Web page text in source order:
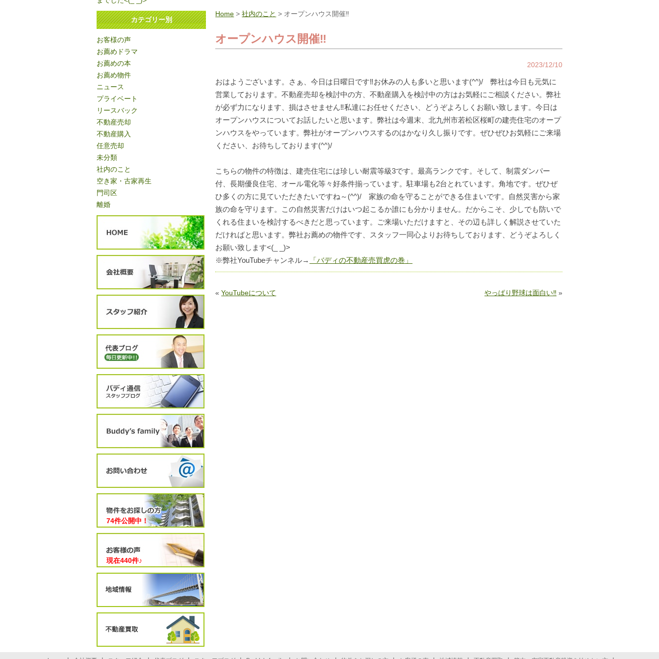
Home >社内のこと > オープンハウス開催‼
オープンハウス開催‼
2023/12/10
おはようございます。さぁ、今日は日曜日です‼お休みの人も多いと思います(^^)/ 弊社は今日も元気に
営業しております。不動産売却を検討中の方、不動産購入を検討中の方はお気軽にご相談ください。弊社
が必ず力になります、損はさせません‼私達にお任せください、どうぞよろしくお願い致します。今日は
オープンハウスについてお話したいと思います。弊社は今週末、北九州市若松区桜町の建売住宅のオープ
ンハウスをやっています。弊社がオープンハウスするのはかなり久し振りです。ぜひぜひお気軽にご来場
ください、お待ちしております(^^)/
こちらの物件の特徴は、建売住宅には珍しい耐震等級3です。最高ランクです。そして、制震ダンパー
付、長期優良住宅、オール電化等々好条件揃っています。駐車場も2台とれています。角地です。ぜひぜ
ひ多くの方に見ていただきたいですね～(^^)/ 家族の命を守ることができる住まいです。自然災害から家
族の命を守ります。この自然災害だけはいつ起こるか誰にも分かりません。だからこそ、少しでも防いで
くれる住まいを検討するべきだと思っています。ご来場いただけますと、その辺も詳しく解説させていた
だければと思います。弊社お薦めの物件です、スタッフ一同心よりお待ちしております、どうぞよろしく
お願い致します<(_ _)>
※弊社YouTubeチャンネル→
「バディの不動産売買虎の巻」
«YouTubeについて やっぱり野球は面白い‼ »
カテゴリー別
お客様の声
お薦めドラマ
お薦めの本
お薦め物件
ニュース
プライベート
リースバック
不動産売却
不動産購入
任意売却
未分類
社内のこと
空き家・古家再生
門司区
離婚
74件公開中！
現在440件♪